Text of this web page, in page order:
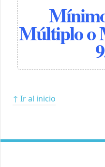
Múltiplo o
↑ Ir al inicio